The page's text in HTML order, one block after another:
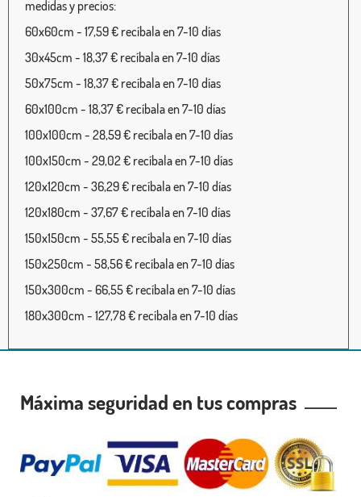
medidas y precios:
60x60cm - 17,59 € recíbala en 7-10 días
30x45cm - 18,37 € recíbala en 7-10 días
50x75cm - 18,37 € recíbala en 7-10 días
60x100cm - 18,37 € recíbala en 7-10 días
100x100cm - 28,59 € recíbala en 7-10 días
100x150cm - 29,02 € recíbala en 7-10 días
120x120cm - 36,29 € recíbala en 7-10 días
120x180cm - 37,67 € recíbala en 7-10 días
150x150cm - 55,55 € recíbala en 7-10 días
150x250cm - 58,56 € recíbala en 7-10 días
150x300cm - 66,55 € recíbala en 7-10 días
180x300cm - 127,78 € recíbala en 7-10 días
Máxima seguridad en tus compras